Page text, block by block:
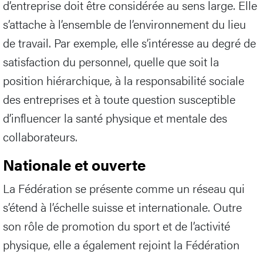
d’entreprise doit être considérée au sens large. Elle
s’attache à l’ensemble de l’environnement du lieu
de travail. Par exemple, elle s’intéresse au degré de
satisfaction du personnel, quelle que soit la
position hiérarchique, à la responsabilité sociale
des entreprises et à toute question susceptible
d’influencer la santé physique et mentale des
collaborateurs.
Nationale et ouverte
La Fédération se présente comme un réseau qui
s’étend à l’échelle suisse et internationale. Outre
son rôle de promotion du sport et de l’activité
physique, elle a également rejoint la Fédération